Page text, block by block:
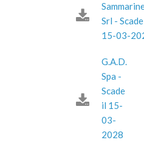
Srl -
15-03-
G.A.D.
Spa -
Scade
il 15-
03-
2028